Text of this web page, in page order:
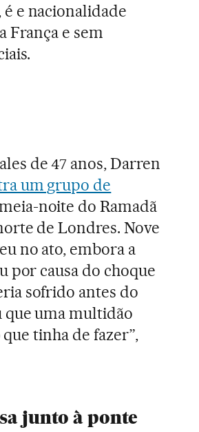
e nacionalidade
França e sem
de 47 anos, Darren
um grupo de
noite do Ramadã
de Londres. Nove
no ato, embora a
por causa do choque
sofrido antes do
que uma multidão
tinha de fazer”,
junto à ponte